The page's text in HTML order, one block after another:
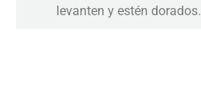
levanten y estén dorados.